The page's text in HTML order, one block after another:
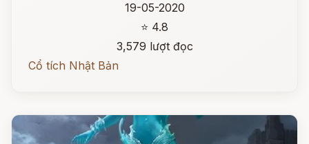
19-05-2020
⭐ 4.8
3,579 lượt đọc
Cổ tích Nhật Bản